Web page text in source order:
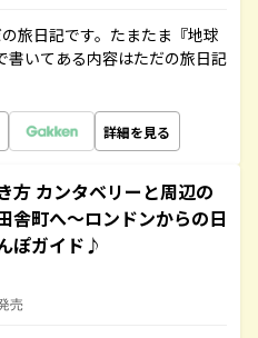
旅日記です。たまたま『地球
書いてある内容はただの旅日記
詳細を見る
方 カンタベリーと周辺の
舎町へ～ロンドンからの日
ぽガイド♪
売